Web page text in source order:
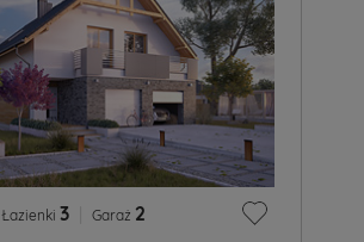
Łazienki 3 Garaż 2